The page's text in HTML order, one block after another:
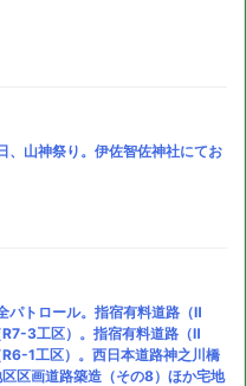
山神祭り。伊佐智佐神社にてお
トロール。指宿有料道路（Ⅱ
3工区）。指宿有料道路（Ⅱ
1工区）。西日本道路神之川橋
区画道路築造（その8）ほか宅地